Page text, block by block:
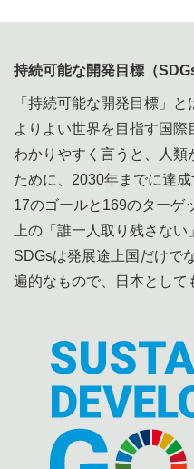
持続可能な開発目標（
「持続可能な開発目標」
よりよい世界を目指す国際
わかりやすく言うと、人類
ために、2030年までに達成
17のゴールと169のターゲ
上の「誰一人取り残さない
SDGsは発展途上国だけで
遍的なもので、日本として